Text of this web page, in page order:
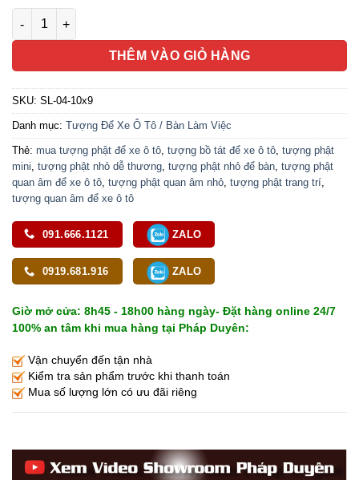
Tượng Ngài Quan Âm In Chìm Pha Lê, Để Xe Hơi, Để Bàn Làm
THÊM VÀO GIỎ HÀNG
SKU: SL-04-10x9
Danh mục: Tượng Để Xe Ô Tô / Bàn Làm Việc
Thẻ: mua tượng phật để xe ô tô, tượng bồ tát để xe ô tô, tượng phật
mini, tượng phật nhỏ dễ thương, tượng phật nhỏ để bàn, tượng phật
quan âm để xe ô tô, tượng phật quan âm nhỏ, tượng phật trang trí,
tượng quan âm để xe ô tô
091.666.1121 ZALO
0919.681.916 ZALO
Giờ mở cửa: 8h45 - 18h00 hàng ngày- Đặt hàng online 24/7
100% an tâm khi mua hàng tại Pháp Duyên:
Vận chuyển đến tận nhà
Kiểm tra sản phẩm trước khi thanh toán
Mua số lượng lớn có ưu đãi riêng